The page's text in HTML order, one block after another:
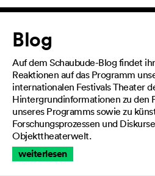
Artikel
Blog
Auf dem Schaubude-Blog findet
Reaktionen auf das Programm
internationalen Festivals Theater
Hintergrundinformationen zu den
unseres Programms sowie zu
Forschungsprozessen und
Objekttheaterwelt.
weiterlesen